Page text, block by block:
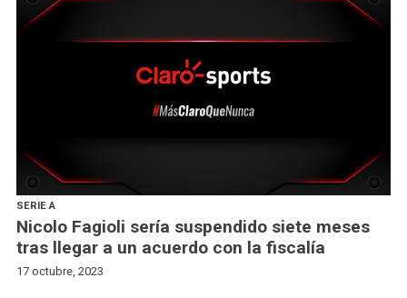
SERIE A
Nicolo Fagioli sería suspendido siete meses
tras llegar a un acuerdo con la fiscalía
17 octubre, 2023